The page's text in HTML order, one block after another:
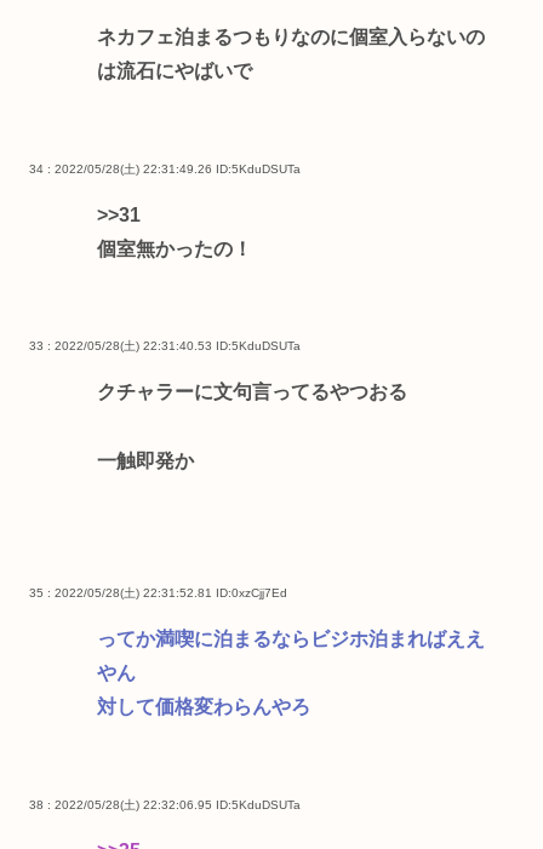
ネカフェ泊まるつもりなのに個室入らないの
は流石にやばいで
34 : 2022/05/28(土) 22:31:49.26 ID:5KduDSUTa
>>31
個室無かったの！
33 : 2022/05/28(土) 22:31:40.53 ID:5KduDSUTa
クチャラーに文句言ってるやつおる
一触即発か
35 : 2022/05/28(土) 22:31:52.81 ID:0xzCjj7Ed
ってか満喫に泊まるならビジホ泊まればええ
やん
対して価格変わらんやろ
38 : 2022/05/28(土) 22:32:06.95 ID:5KduDSUTa